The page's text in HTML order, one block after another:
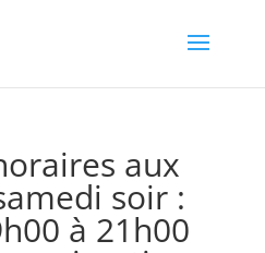
aux
soir :
à 21h00